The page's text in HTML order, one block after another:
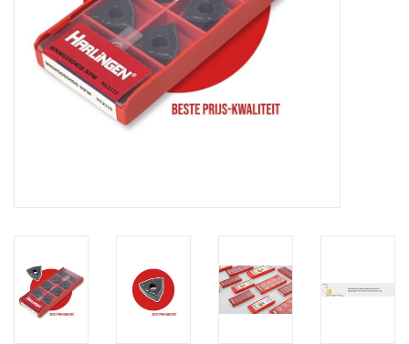
Alles om te Draaien |
Alles om te Zagen |
Alles om te Lassen |
Verspaanbaar materiaal |